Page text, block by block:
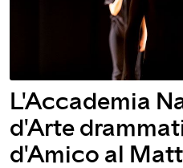
L'Accademia
d'Arte
d'Amico al